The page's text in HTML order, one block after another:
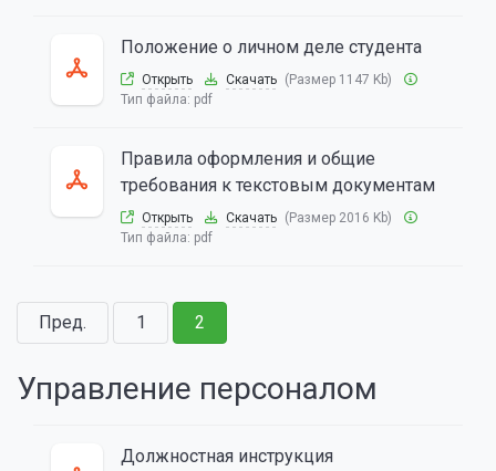
Положение о личном деле студента
Открыть Скачать (Размер 1147 Kb)
Тип файла: pdf
Правила оформления и общие
требования к текстовым документам
Открыть Скачать (Размер 2016 Kb)
Тип файла: pdf
Пред. 1 2
Управление персоналом
Должностная инструкция